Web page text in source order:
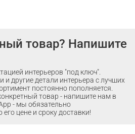
товар? Напишите
интерьеров "под ключ".
и другие детали интерьера с лучших
постоянно пополняется.
товар - напишите нам в
- мы обязательно
цене и сроку доставки!